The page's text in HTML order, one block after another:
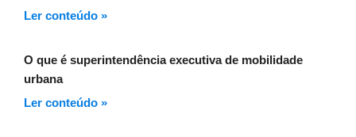
Ler conteúdo »
O que é superintendência executiva de mobilidade
urbana
Ler conteúdo »